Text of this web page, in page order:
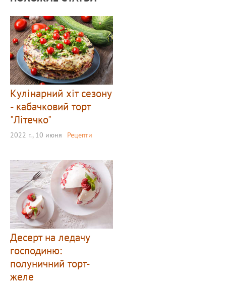
Кулінарний хіт сезону
- кабачковий торт
"Літечко"
2022 г., 10 июня Рецепти
Десерт на ледачу
господиню:
полуничний торт-
желе